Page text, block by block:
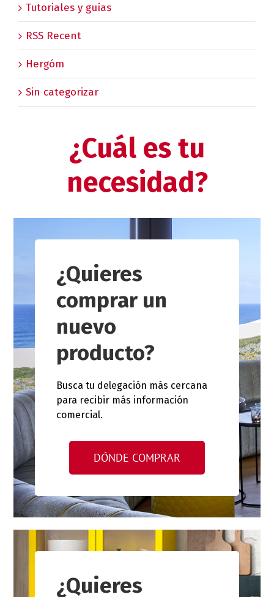
Tutoriales y guías
RSS Recent
Hergóm
Sin categorizar
¿Cuál es tu
necesidad?
¿Quieres
comprar un
nuevo
producto?
Busca tu delegación más cercana
para recibir más información
comercial.
DÓNDE COMPRAR
¿Quieres